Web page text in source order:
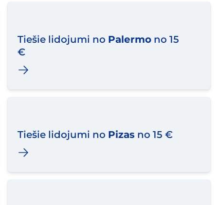
Tiešie lidojumi no Palermo no 15
€
Tiešie lidojumi no Pizas no 15 €